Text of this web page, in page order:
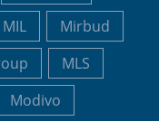
MIL
Mirbud
MLS
Modivo